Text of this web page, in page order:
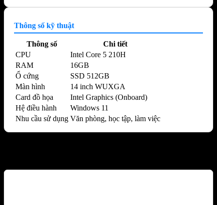
Thông số kỹ thuật
Thông số
Chi tiết
CPU
Intel Core 5 210H
RAM
16GB
Ổ cứng
SSD 512GB
Màn hình
14 inch WUXGA
Card đồ họa
Intel Graphics (Onboard)
Hệ điều hành
Windows 11
Nhu cầu sử dụng Văn phòng, học tập, làm việc